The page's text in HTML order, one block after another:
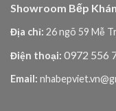
Showroom Bếp
Địa chỉ: 26 ngõ 59 Mễ
Điện thoại: 0972 556
Email: